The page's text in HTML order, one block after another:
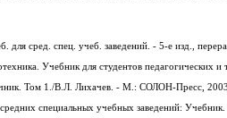
для сред. спец. учеб. заведений. - 5-е изд.,
Учебник для студентов педагогических
Том 1./В.Л. Лихачев. - М.: СОЛОН-Пресс, 2003.
специальных учебных заведений: